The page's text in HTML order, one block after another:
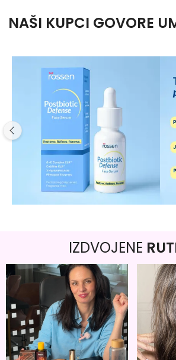
NAŠI KUPCI GOVORE
IZDVOJENE